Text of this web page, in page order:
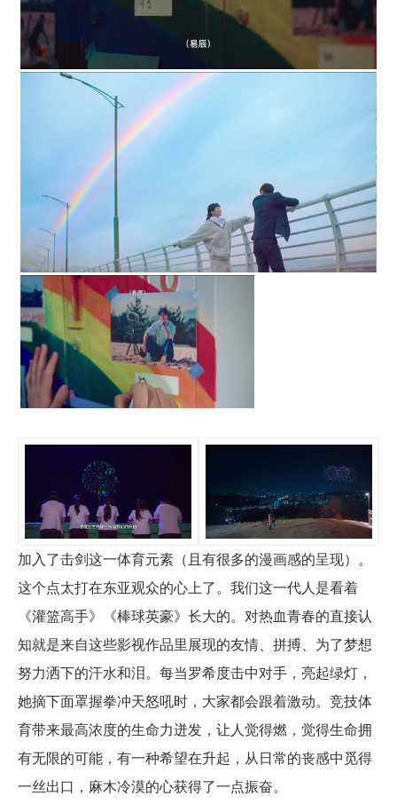
加入了击剑这一体育元素（且有很多的漫画感的呈现）。
这个点太打在东亚观众的心上了。我们这一代人是看着
《灌篮高手》《棒球英豪》长大的。对热血青春的直接认
知就是来自这些影视作品里展现的友情、拼搏、为了梦想
努力洒下的汗水和泪。每当罗希度击中对手，亮起绿灯，
她摘下面罩握拳冲天怒吼时，大家都会跟着激动。竞技体
育带来最高浓度的生命力迸发，让人觉得燃，觉得生命拥
有无限的可能，有一种希望在升起，从日常的丧感中觅得
一丝出口，麻木冷漠的心获得了一点振奋。